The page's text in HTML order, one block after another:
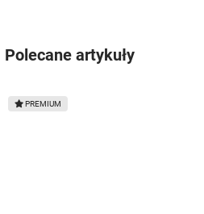
Polecane artykuły
Awans czy zesłanie? - komentarz 3
PREMIUM